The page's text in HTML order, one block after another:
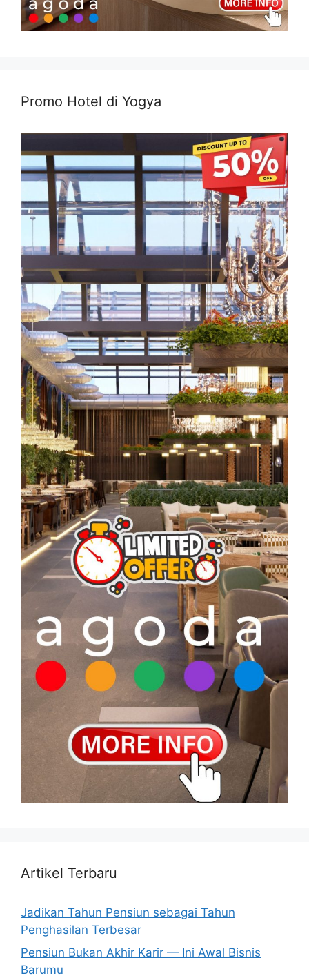
Promo Hotel di Yogya
Artikel Terbaru
Jadikan Tahun Pensiun sebagai Tahun
Penghasilan Terbesar
Pensiun Bukan Akhir Karir — Ini Awal Bisnis
Barumu